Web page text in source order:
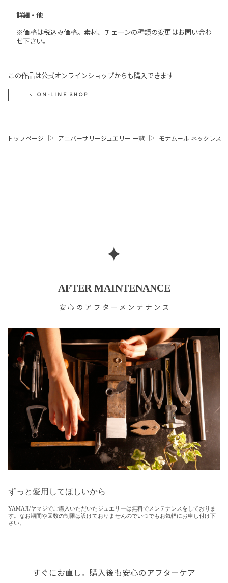
詳細・他
※価格は税込み価格。素材、チェーンの種類の変更はお問い合わ
せ下さい。
この作品は公式オンラインショップからも購入できます
ON-LINE SHOP
トップページ アニバーサリージュエリー 一覧 モナムール ネックレス
✦
AFTER MAINTENANCE
安心のアフターメンテナンス
ずっと愛用してほしいから
YAMAJI/ヤマジでご購入いただいたジュエリーは無料でメンテナンスをしておりま
す。なお期間や回数の制限は設けておりませんのでいつでもお気軽にお申し付け下
さい。
すぐにお直し。購入後も安心のアフターケア